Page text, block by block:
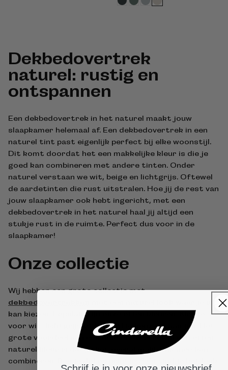
Dekbedovertrek
naturel: rustig en
ontspannen
Een dekbedovertrek in het naturel maakt jouw
slaapkamer helemaal af. Een dekbedovertrek in een
naturel tint past eigenlijk perfect bij elke woonstijl.
Dit komt doordat het een makkelijke kleur is die je
goed kan combineren met andere tinten. Onder
naturel verstaan we wit, beige en lichtgrijs. Oftewel
de aardetinten die rust uitstralen. Hoe jij de rest van
jouw slaapkamer ook hebt ingericht, met een
dekbedovertrek in het naturel haal jij altijd een
stukje rust in de ruimte. Perfect dus voor in de
slaapkamer!
Onze collectie
Wij hebben een grote collectie met
dekbedovertrekken
kan kiezen. Populair zijn onze effen kleuren. Kies je
voor wit, lichtgrijs of beige? De keuze is aan jou. Het
grote voordeel aan een dekbedovertrek in een effen
naturel kleur is dat je het overal makkelijk mee kan
combineren. Ben je dol op printjes? Of vind je het leuk